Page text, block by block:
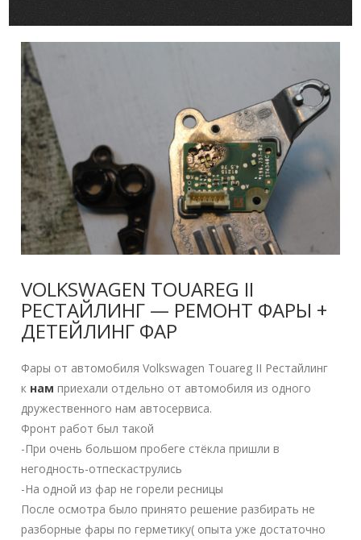
VOLKSWAGEN TOUAREG II
РЕСТАЙЛИНГ — РЕМОНТ ФАРЫ +
ДЕТЕЙЛИНГ ФАР
Фары от автомобиля Volkswagen Touareg II Рестайлинг
к нам приехали отдельно от автомобиля из одного
дружественного нам автосервиса.
Фронт работ был такой
-При очень большом пробеге стёкла пришли в
негодность-отпескаструлись
-На одной из фар не горели ресницы
После осмотра было принято решение разбирать не
разборные фары по герметику( опыта уже достаточно